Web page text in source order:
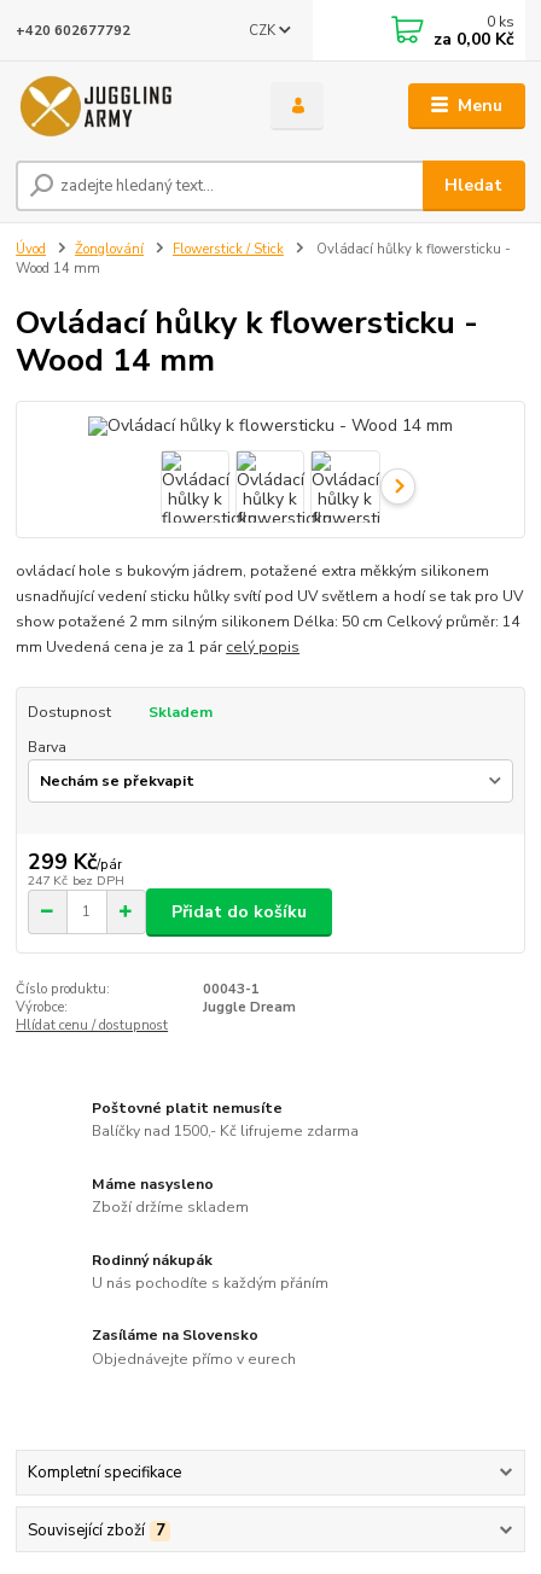
Menu
CZK
Hledat
+420 602677792 0 ks
za 0,00 Kč
Úvod Žonglování Flowerstick / Stick
Ovládací hůlky k flowersticku -
Wood 14 mm
Ovládací hůlky k flowersticku -
Wood 14 mm
ovládací hole s bukovým jádrem, potažené extra měkkým silikonem
usnadňující vedení sticku hůlky svítí pod UV světlem a hodí se tak pro UV
show potažené 2 mm silným silikonem Délka: 50 cm Celkový průměr: 14
mm Uvedená cena je za 1 párcelý popis
Dostupnost
Skladem
Barva
299 Kč/pár
247 Kč bez DPH
Přidat do košíku
Číslo produktu:
00043-1
Výrobce:
Juggle Dream
Hlídat cenu / dostupnost
Poštovné platit nemusíte
Balíčky nad 1500,- Kč lifrujeme zdarma
Máme nasysleno
Zboží držíme skladem
Rodinný nákupák
U nás pochodíte s každým přáním
Zasíláme na Slovensko
Objednávejte přímo v eurech
Kompletní specifikace
Související zboží 7